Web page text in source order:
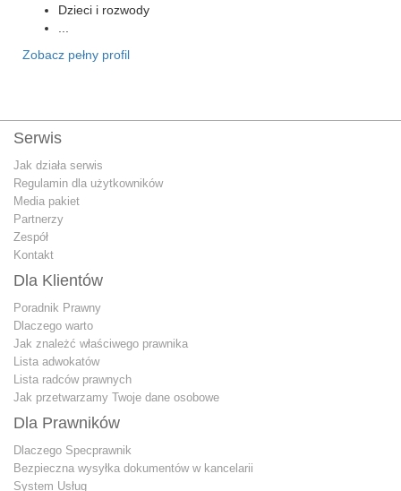
Dzieci i rozwody
Zobacz pełny profil
Serwis
Jak działa serwis
Regulamin dla użytkowników
Media pakiet
Partnerzy
Zespół
Kontakt
Dla Klientów
Poradnik Prawny
Dlaczego warto
Jak znależć właściwego prawnika
Lista adwokatów
Lista radców prawnych
Jak przetwarzamy Twoje dane osobowe
Dla Prawników
Dlaczego Specprawnik
Bezpieczna wysyłka dokumentów w kancelarii
System Usług